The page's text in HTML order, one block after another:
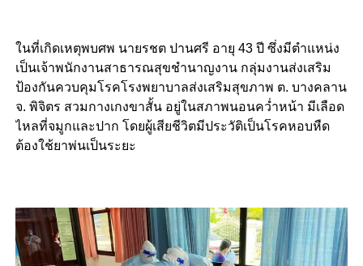
ในที่เกิดเหตุพบศพ นายรชต ปานศรี อายุ 43 ปี ซึ่งมีตำแหน่ง
เป็นเจ้าพนักงานสาธารณสุขชำนาญงาน กลุ่มงานส่งเสริม
ป้องกันควบคุมโรคโรงพยาบาลส่งเสริมสุขภาพ ต. บางคลาน
จ. พิจิตร สวมกางเกงขาสั้น อยู่ในสภาพนอนคว่ำหน้า มีเลือด
ไหลที่จมูกและปาก โดยผู้เสียชีวิตมีประวัติเป็นโรคหอบหืด
ต้องใช้ยาพ่นเป็นระยะ